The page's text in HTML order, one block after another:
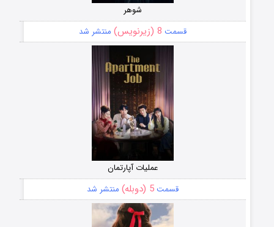
شوهر
قسمت 8 (زیرنویس) منتشر شد
عملیات آپارتمان
قسمت5 (دوبله) منتشر شد